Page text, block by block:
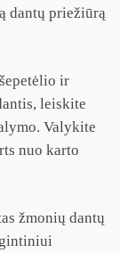
dantų priežiūrą
ir
leiskite
Valykite
nuo karto
žmonių dantų